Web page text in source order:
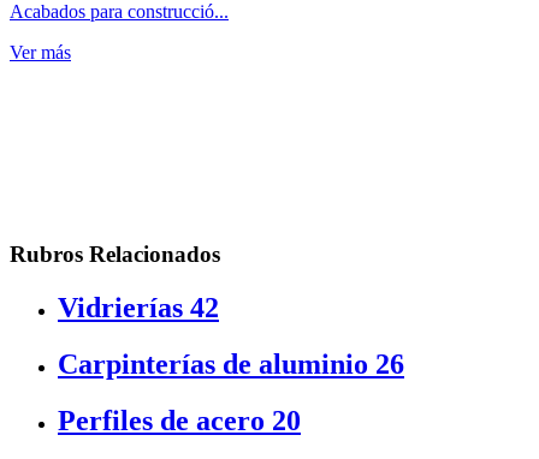
Acabados para construcció...
Ver más
Rubros Relacionados
Vidrierías 42
Carpinterías de aluminio 26
Perfiles de acero 20